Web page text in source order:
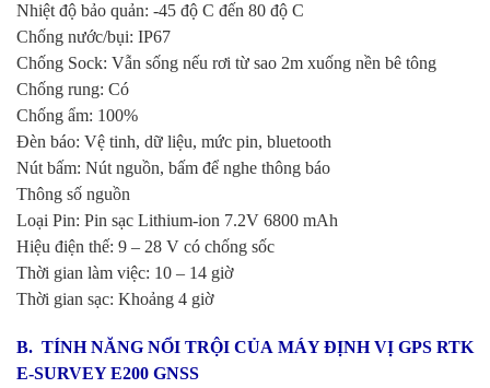
Nhiệt độ bảo quản: -45 độ C đến 80 độ C
Chống nước/bụi: IP67
Chống Sock: Vẫn sống nếu rơi từ sao 2m xuống nền bê tông
Chống rung: Có
Chống ẩm: 100%
Đèn báo: Vệ tinh, dữ liệu, mức pin, bluetooth
Nút bấm: Nút nguồn, bấm để nghe thông báo
Thông số nguồn
Loại Pin: Pin sạc Lithium-ion 7.2V 6800 mAh
Hiệu điện thế: 9 – 28 V có chống sốc
Thời gian làm việc: 10 – 14 giờ
Thời gian sạc: Khoảng 4 giờ
B. TÍNH NĂNG NỔI TRỘI CỦA MÁY ĐỊNH VỊ GPS RTK
E-SURVEY E200 GNSS